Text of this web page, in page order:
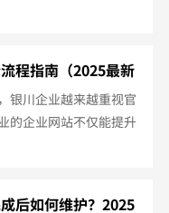
服务：是否提供长期
站前准备好完整资
川公司营业执照（最新
面扫描件如有特殊行业
培训许可证）域名与备
核验单法人现场拍照
程指南（2025最新
银川企业越来越重视官
的企业网站不仅能提升
的获客渠道。以下是
后如何维护？2025